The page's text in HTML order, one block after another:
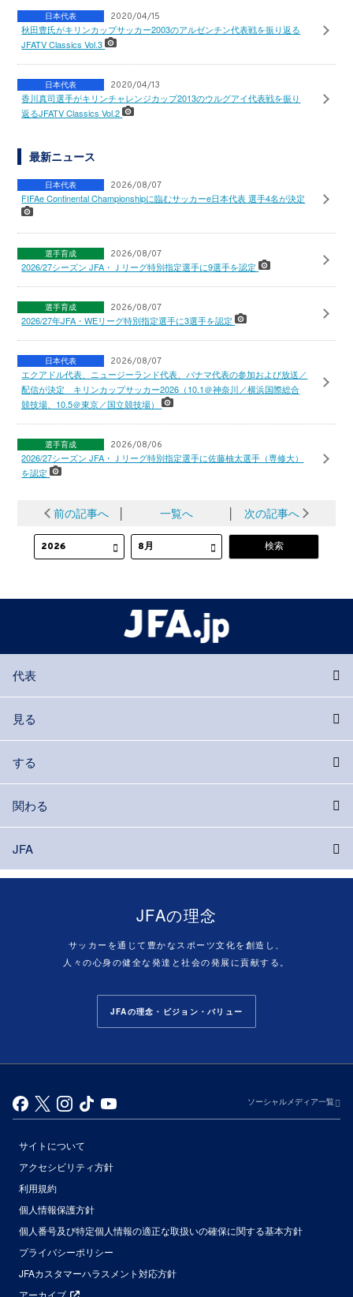
日本代表 2020/04/15
秋田豊氏がキリンカップサッカー2003のアルゼンチン代表戦を振り返る
JFATV Classics Vol.3
日本代表 2020/04/13
香川真司選手がキリンチャレンジカップ2013のウルグアイ代表戦を振り
返るJFATV Classics Vol.2
最新ニュース
日本代表 2026/08/07
FIFAe Continental Championshipに臨むサッカーe日本代表 選手4名が決定
選手育成 2026/08/07
2026/27シーズン JFA・Ｊリーグ特別指定選手に9選手を認定
選手育成 2026/08/07
2026/27年JFA・WEリーグ特別指定選手に3選手を認定
日本代表 2026/08/07
エクアドル代表、ニュージーランド代表、パナマ代表の参加および放送／
配信が決定 キリンカップサッカー2026（10.1＠神奈川／横浜国際総合
競技場、10.5＠東京／国立競技場）
選手育成 2026/08/06
2026/27シーズン JFA・Ｊリーグ特別指定選手に佐藤柚太選手（専修大）
を認定
前の記事へ │ 一覧へ │ 次の記事へ
代表
見る
する
関わる
JFA
JFAの理念
サッカーを通じて豊かなスポーツ文化を創造し、
人々の心身の健全な発達と社会の発展に貢献する。
JFAの理念・ビジョン・バリュー
ソーシャルメディア一覧
サイトについて
アクセシビリティ方針
利用規約
個人情報保護方針
個人番号及び特定個人情報の適正な取扱いの確保に関する基本方針
プライバシーポリシー
JFAカスタマーハラスメント対応方針